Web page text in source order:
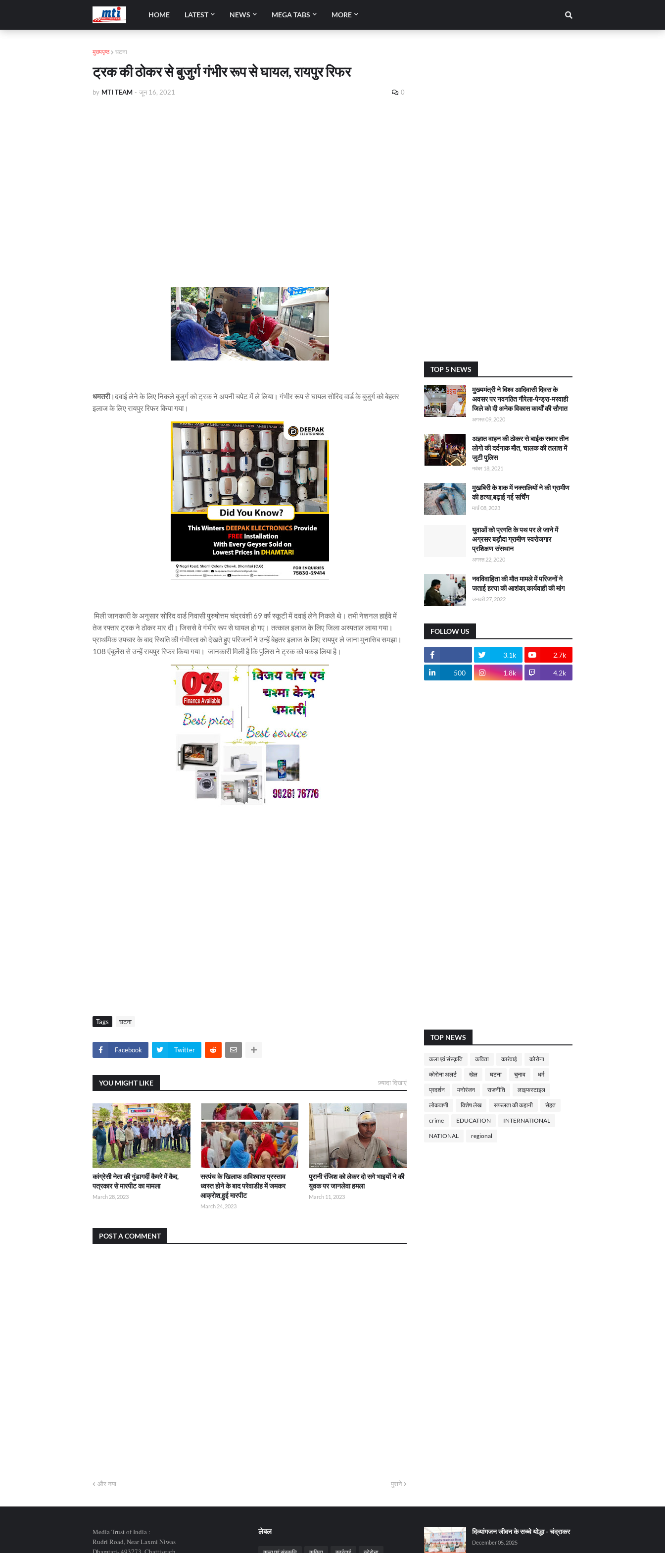
HOME LATEST NEWS MEGA TABS MORE
मुख्यपृष्ठ घटना
ट्रक की ठोकर से बुजुर्ग गंभीर रूप से घायल, रायपुर रिफर
by MTI TEAM - जून 16, 2021 0
धमतरी।दवाई लेने के लिए निकले बुजुर्ग को ट्रक ने अपनी चपेट में ले लिया। गंभीर रूप से घायल सोरिद वार्ड के बुजुर्ग को बेहतर
इलाज के लिए रायपुर रिफर किया गया।
मिली जानकारी के अनुसार सोरिद वार्ड निवासी पुरुषोत्तम चंद्रवंशी 69 वर्ष स्कूटी में दवाई लेने निकले थे। तभी नेशनल हाईवे में
तेज रफ्तार ट्रक ने ठोकर मार दी। जिससे वे गंभीर रूप से घायल हो गए। तत्काल इलाज के लिए जिला अस्पताल लाया गया।
प्राथमिक उपचार के बाद स्थिति की गंभीरता को देखते हुए परिजनों ने उन्हें बेहतर इलाज के लिए रायपुर ले जाना मुनासिब समझा।
108 एंबुलेंस से उन्हें रायपुर रिफर किया गया। जानकारी मिली है कि पुलिस ने ट्रक को पकड़ लिया है।
Tags घटना
Facebook Twitter
YOU MIGHT LIKE ज़्यादा दिखाएं
कांग्रेसी नेता की गुंडागर्दी कैमरे में कैद,
पत्रकार से मारपीट का मामला
March 28, 2023
सरपंच के खिलाफ अविश्वास प्रस्ताव
ध्वस्त होने के बाद परेवाडीह में जमकर
आक्रोश,हुई मारपीट
March 24, 2023
पुरानी रंजिश को लेकर दो सगे भाइयों ने की
युवक पर जानलेवा हमला
March 11, 2023
POST A COMMENT
और नया पुराने
TOP 5 NEWS
मुख्यमंत्री ने विश्व आदिवासी दिवस के
अवसर पर नवगठित गौरेला-पेन्ड्रा-मरवाही
जिले को दी अनेक विकास कार्याें की सौगात
अगस्त 09, 2020
अज्ञात वाहन की ठोकर से बाईक सवार तीन
लोगो की दर्दनाक मौत, चालक की तलाश में
जुटी पुलिस
नवंबर 18, 2021
मुखबिरी के शक में नक्सलियों ने की ग्रामीण
की हत्या,बढ़ाई गई सर्चिंग
मार्च 08, 2023
युवाओं को प्रगति के पथ पर ले जाने में
अग्रसर बड़ौदा ग्रामीण स्वरोजगार
प्रशिक्षण संसथान
अगस्त 22, 2020
नवविवाहिता की मौत मामले में परिजनों ने
जताई हत्या की आशंका,कार्यवाही की मांग
जनवरी 27, 2022
FOLLOW US
3.1k 2.7k
500 1.8k 4.2k
TOP NEWS
कला एवं संस्कृति कविता कार्रवाई कोरोना
कोरोना अलर्ट खेल घटना चुनाव धर्म
प्रदर्शन मनोरंजन राजनीति लाइफस्टाइल
लोकवाणी विशेष लेख सफलता की कहानी सेहत
crime EDUCATION INTERNATIONAL
NATIONAL regional
Media Trust of India :
Rudri Road, Near Laxmi Niwas
लेबल दिव्यांगजन जीवन के सच्चे योद्धा - चंद्राकर
December 05, 2025